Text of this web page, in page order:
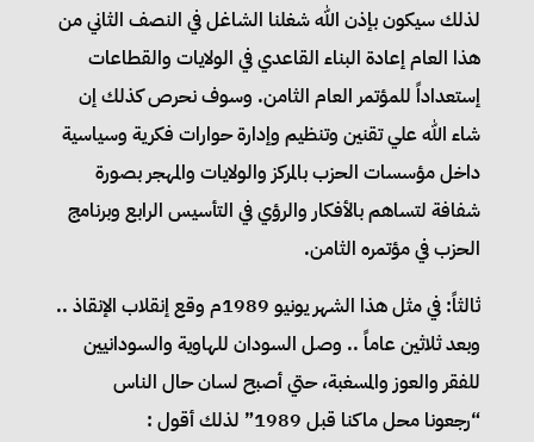
لذلك سيكون بإذن الله شغلنا الشاغل في النصف الثاني من
هذا العام إعادة البناء القاعدي في الولايات والقطاعات
إستعداداً للمؤتمر العام الثامن. وسوف نحرص كذلك إن
شاء الله علي تقنين وتنظيم وإدارة حوارات فكرية وسياسية
داخل مؤسسات الحزب بالمركز والولايات والمهجر بصورة
شفافة لتساهم بالأفكار والرؤي في التأسيس الرابع وبرنامج
الحزب في مؤتمره الثامن.
ثالثاً: في مثل هذا الشهر يونيو 1989م وقع إنقلاب الإنقاذ ..
وبعد ثلاثين عاماً .. وصل السودان للهاوية والسودانيين
للفقر والعوز والمسغبة، حتي أصبح لسان حال الناس
“رجعونا محل ماكنا قبل 1989” لذلك أقول :